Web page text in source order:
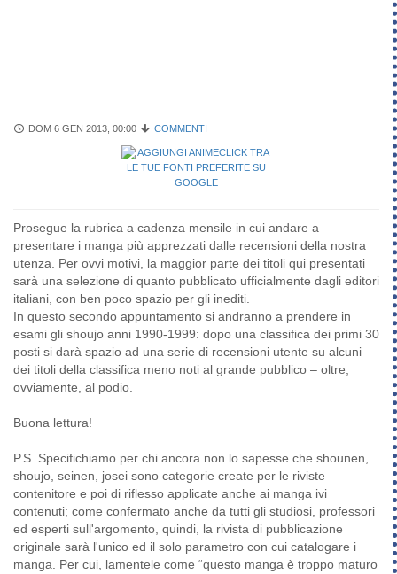
DOM 6 GEN 2013, 00:00 COMMENTI
Prosegue la rubrica a cadenza mensile in cui andare a
presentare i manga più apprezzati dalle recensioni della nostra
utenza. Per ovvi motivi, la maggior parte dei titoli qui presentati
sarà una selezione di quanto pubblicato ufficialmente dagli editori
italiani, con ben poco spazio per gli inediti.
In questo secondo appuntamento si andranno a prendere in
esami gli shoujo anni 1990-1999: dopo una classifica dei primi 30
posti si darà spazio ad una serie di recensioni utente su alcuni
dei titoli della classifica meno noti al grande pubblico – oltre,
ovviamente, al podio.
Buona lettura!
P.S. Specifichiamo per chi ancora non lo sapesse che shounen,
shoujo, seinen, josei sono categorie create per le riviste
contenitore e poi di riflesso applicate anche ai manga ivi
contenuti; come confermato anche da tutti gli studiosi, professori
ed esperti sull'argomento, quindi, la rivista di pubblicazione
originale sarà l'unico ed il solo parametro con cui catalogare i
manga. Per cui, lamentele come “questo manga è troppo maturo